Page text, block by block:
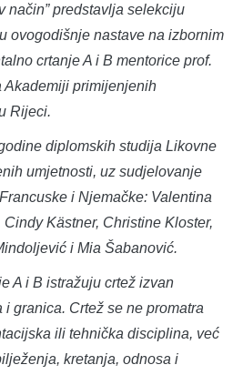
način” predstavlja selekciju
ovogodišnje nastave na izbornim
crtanje A i B mentorice prof.
Akademiji primijenjenih
Rijeci.
diplomskih studija Likovne
umjetnosti, uz sudjelovanje
i Njemačke: Valentina
Kästner, Christine Kloster,
i Mia Šabanović.
A i B istražuju crtež izvan
granica. Crtež se ne promatra
ili tehnička disciplina, već
kretanja, odnosa i